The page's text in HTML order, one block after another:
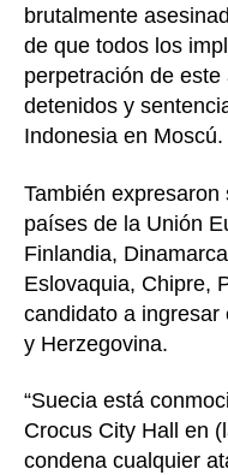
brutalmente
de que todos los
perpetración de
detenidos y
Indonesia en Moscú.
También
países de la Unión
Finlandia,
Eslovaquia, Chipre,
candidato a
y Herzegovina.
“Suecia está
Crocus City Hall en
condena cualquier